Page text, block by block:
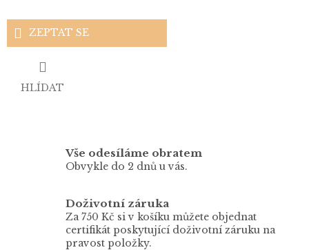
ZEPTAT SE
HLÍDAT
Vše odesíláme obratem
Obvykle do 2 dnů u vás.
Doživotní záruka
Za 750 Kč si v košíku můžete objednat
certifikát poskytující doživotní záruku na
pravost položky.